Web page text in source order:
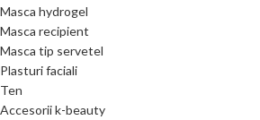
Masca hydrogel
Masca recipient
Masca tip servetel
Plasturi faciali
Ten
Accesorii k-beauty